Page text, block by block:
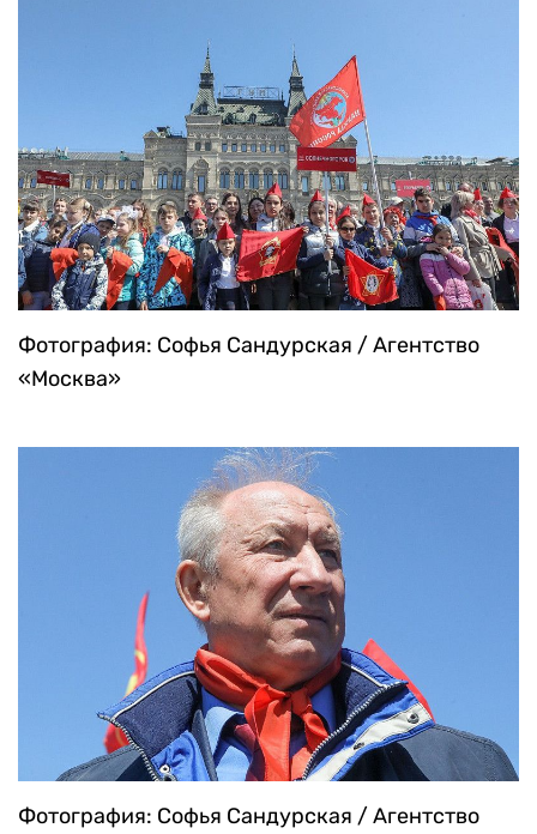
Фотография: Софья Сандурская / Агентство
«Москва»
Фотография: Софья Сандурская / Агентство